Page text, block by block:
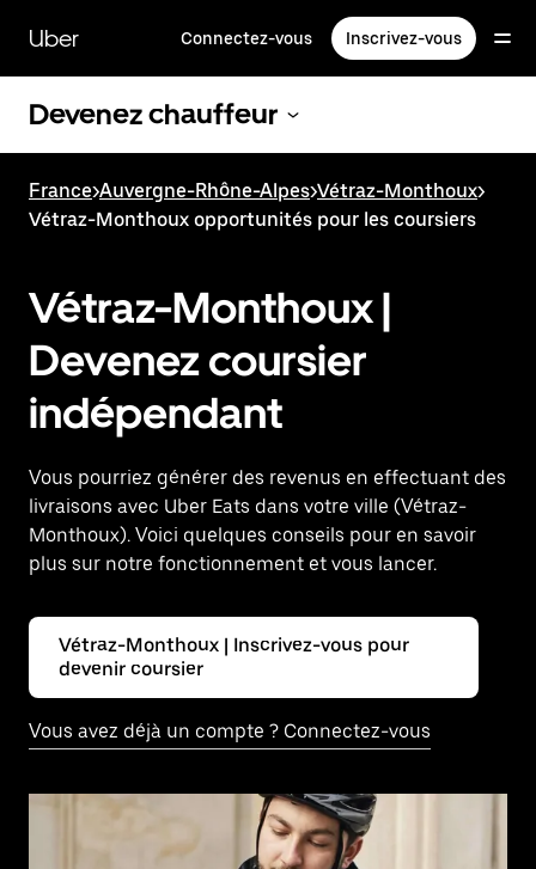
contenu
principal
Uber Connectez-vous Inscrivez-vous
Devenez chauffeur
France>Auvergne-Rhône-Alpes>Vétraz-Monthoux>
Vétraz-Monthoux opportunités pour les coursiers
Vétraz-Monthoux |
Devenez coursier
indépendant
Vous pourriez générer des revenus en effectuant des
livraisons avec Uber Eats dans votre ville (Vétraz-
Monthoux). Voici quelques conseils pour en savoir
plus sur notre fonctionnement et vous lancer.
Vétraz-Monthoux | Inscrivez-vous pour
devenir coursier
Vous avez déjà un compte ? Connectez-vous